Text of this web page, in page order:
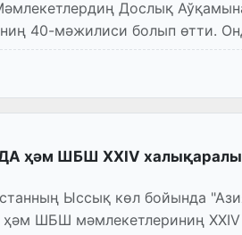
Дослық
40-мәжилиси болып өтти.
ҳәм ШБШ XXIV
Ыссық көл бойында
ШБШ мәмлекетлериниң XXIV